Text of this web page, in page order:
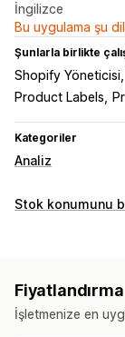
İngilizce
Bu uygulama şu
Şunlarla birlikte
Shopify Yöneticisi
Product Labels
Kategoriler
Analiz
Müşteri davranışı
Huni analizi
Görseller ve
Stok konumunu
Yönlendirmeler
Görseller
Özel
Fiyatlandırma
İşletmenize en